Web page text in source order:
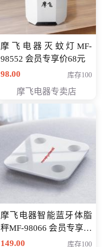
摩飞电器灭蚊灯MF-
98552 会员专享价68元
98.00
库存100
摩飞电器专卖店
摩飞电器智能蓝牙体脂
秤MF-98066 会员专享价
98元
149.00 库存100